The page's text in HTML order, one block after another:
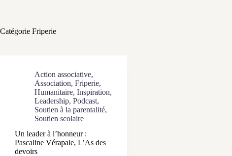
Catégorie Friperie
Action associative,
Association, Friperie,
Humanitaire, Inspiration,
Leadership, Podcast,
Soutien à la parentalité,
Soutien scolaire
Un leader à l’honneur :
Pascaline Vérapale, L’As des
devoirs